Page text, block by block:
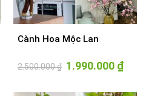
Cành Hoa Mộc Lan
2.500.000₫ Giá
gốc
2.500.000 ₫.
1.990.000 ₫Giá
hiện
là: